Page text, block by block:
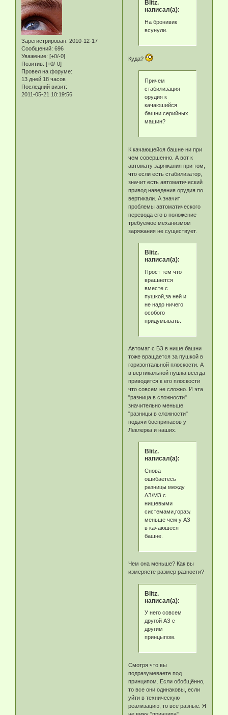
Зарегистрирован: 2010-12-17
Сообщений: 696
Уважение: [+0/-0]
Позитив: [+0/-0]
Провел на форуме:
13 дней 18 часов
Последний визит:
2011-05-21 10:19:56
Blitz.
написал(а):
На бронивик
всунули.
Куда?
Причем
стабилизация
орудия к
качаюшийся
башни серийных
машин?
К качающейся башне ни при
чем совершенно. А вот к
автомату заряжания при том,
что если есть стабилизатор,
значит есть автоматический
привод наведения орудия по
вертикали. А значит
проблемы автоматического
перевода его в положение
требуемое механизмом
заряжания не существует.
Blitz.
написал(а):
Прост тем что
врашается
вместе с
пушкой,за ней и
не надо ничего
особого
придумывать.
Автомат с БЗ в нише башни
тоже вращается за пушкой в
горизонтальной плоскости. А
в вертикальной пушка всегда
приводится к его плоскости
что совсем не сложно. И эта
"разница в сложности"
значительно меньше
"разницы в сложности"
подачи боеприпасов у
Леклерка и наших.
Blitz.
написал(а):
Снова
ошибаетесь
разницы между
АЗ/МЗ с
нишевыми
системами,горазду
меньше чем у АЗ
в качаюшеся
башне.
Чем она меньше? Как вы
измеряете размер разности?
Blitz.
написал(а):
У него совсем
другой АЗ с
другим
принцыпом.
Смотря что вы
подразумеваете под
принципом. Если обобщённо,
то все они одинаковы, если
уйти в техническую
реализацию, то все разные. Я
не вижу "принципа"